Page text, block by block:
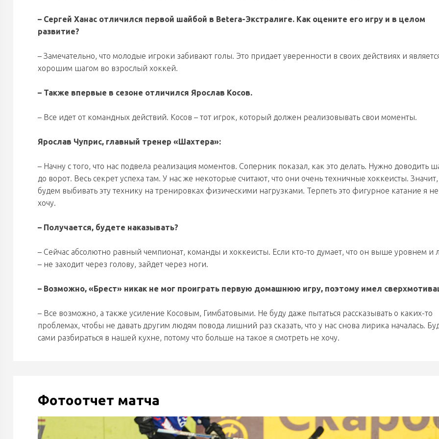
– Сергей Ханас отличился первой шайбой в Betera-Экстралиге. Как оцените его игру и в целом
развитие?
– Замечательно, что молодые игроки забивают голы. Это придает уверенности в своих действиях и
хорошим шагом во взрослый хоккей.
– Также впервые в сезоне отличился Ярослав Косов.
– Все идет от командных действий. Косов – тот игрок, который должен реализовывать свои моменты.
Ярослав Чуприс, главный тренер «Шахтера»:
– Начну с того, что нас подвела реализация моментов. Соперник показал, как это делать. Нужно доводить
до ворот. Весь секрет успеха там. У нас же некоторые считают, что они очень техничные хоккеисты. Значит,
будем выбивать эту технику на тренировках физическими нагрузками. Терпеть это фигурное катание я не
хочу.
– Получается, будете наказывать?
– Сейчас абсолютно равный чемпионат, команды и хоккеисты. Если кто-то думает, что он выше уровнем и
– не заходит через голову, зайдет через ноги.
– Возможно, «Брест» никак не мог проиграть первую домашнюю игру, поэтому имел
– Все возможно, а также усиление Косовым, Гимбатовыми. Не буду даже пытаться рассказывать о каких-то
проблемах, чтобы не давать другим людям повода лишний раз сказать, что у нас снова лирика началась.
сами разбираться в нашей кухне, потому что больше на такое я смотреть не хочу.
Фотоотчет матча